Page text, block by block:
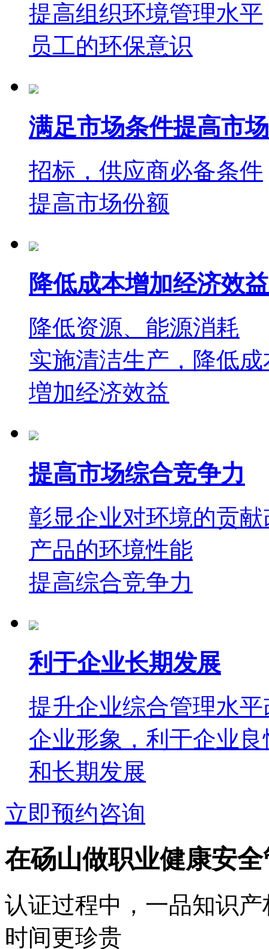
提高组织环境管理水平
员工的环保意识
满足市场条件提高市
招标，供应商必备条件
提高市场份额
降低成本增加经济效益
降低资源、能源消耗
实施清洁生产，降低成
増加经济效益
提高市场综合竞争力
彰显企业对环境的贡献
产品的环境性能
提高综合竞争力
利于企业长期发展
提升企业综合管理水平
企业形象，利于企业良
和长期发展
立即预约咨询
在砀山做职业健康安
认证过程中，一品知识
时间更珍贵